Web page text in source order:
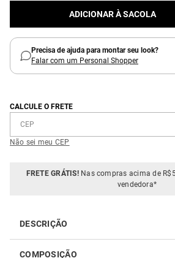
ADICIONAR À SACOLA
Precisa de ajuda para montar seu look?
Falar com um Personal Shopper
CALCULE O FRETE
Não sei meu CEP
FRETE GRÁTIS!Nas compras acima de
vendedora*
DESCRIÇÃO
COMPOSIÇÃO